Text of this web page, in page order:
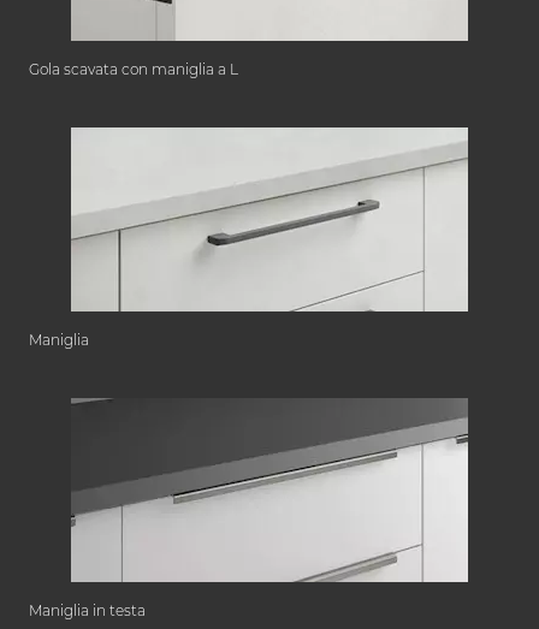
Gola scavata con maniglia a L
Maniglia
Maniglia in testa